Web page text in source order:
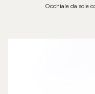
Occhiale da sole